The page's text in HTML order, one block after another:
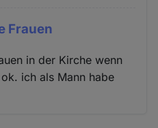
Frauen
in der Kirche wenn
ich als Mann habe